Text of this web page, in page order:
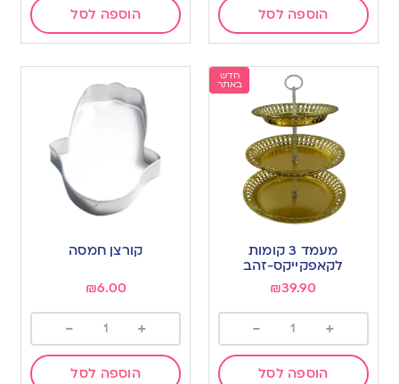
הוספה לסל הוספה לסל
חדש
באתר
מעמד 3 קומות
לקאפקייקס-זהב
₪39.90
+
-
הוספה לסל
קורצן חמסה
₪6.00
+
-
הוספה לסל